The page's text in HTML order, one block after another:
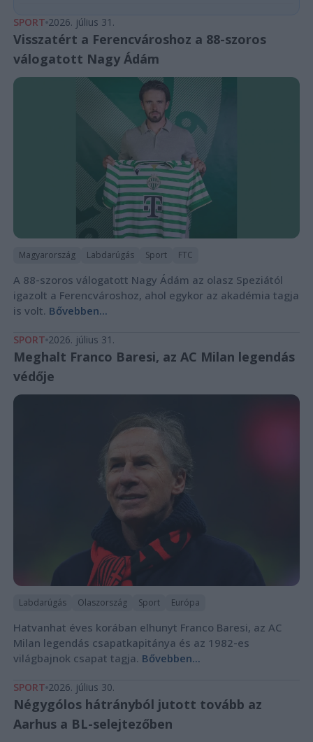
SPORT 2026. július 31.
Visszatért a Ferencvároshoz a 88-szoros
válogatott Nagy Ádám
Magyarország Labdarúgás Sport FTC
A 88-szoros válogatott Nagy Ádám az olasz Speziától
igazolt a Ferencvároshoz, ahol egykor az akadémia tagja
is volt. Bővebben...
SPORT 2026. július 31.
Meghalt Franco Baresi, az AC Milan legendás
védője
Labdarúgás Olaszország Sport Európa
Hatvanhat éves korában elhunyt Franco Baresi, az AC
Milan legendás csapatkapitánya és az 1982-es
világbajnok csapat tagja. Bővebben...
SPORT 2026. július 30.
Négygólos hátrányból jutott tovább az
Aarhus a BL-selejtezőben